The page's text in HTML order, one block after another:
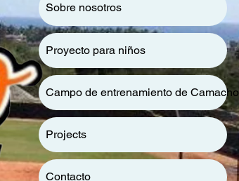
Sobre nosotros
Proyecto para niños
Campo de entrenamiento de Camacho
Projects
Contacto